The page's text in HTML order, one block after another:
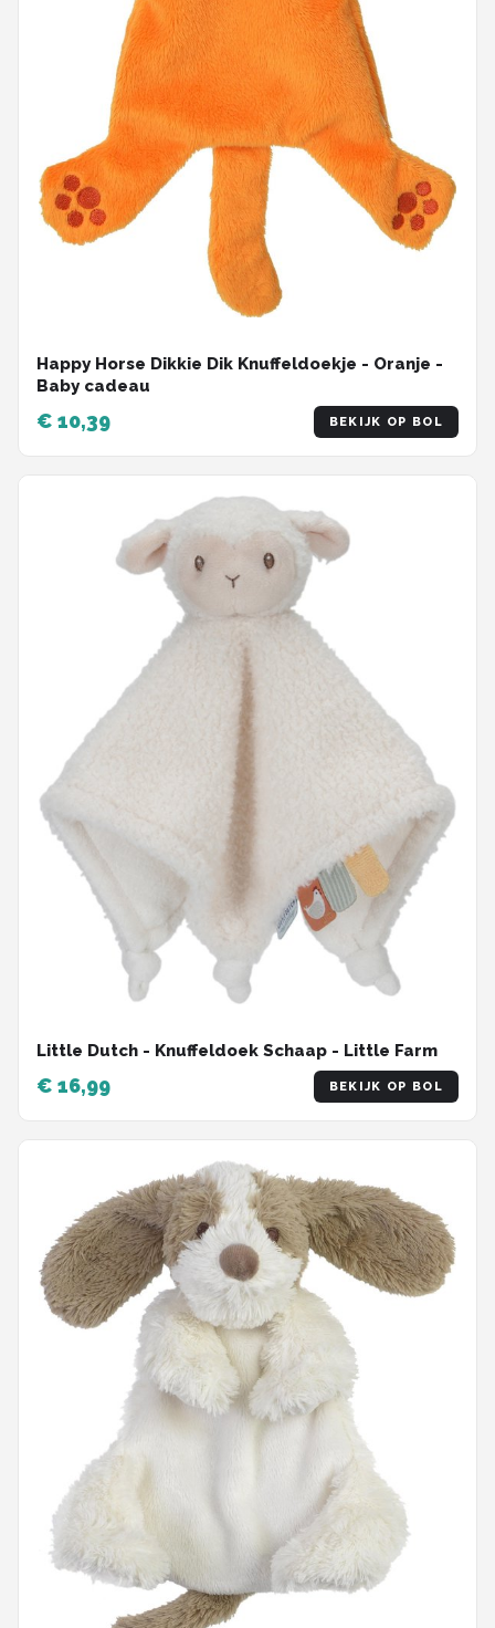
Happy Horse Dikkie Dik Knuffeldoekje - Oranje -
Baby cadeau
€ 10,39 BEKIJK OP BOL
Little Dutch - Knuffeldoek Schaap - Little Farm
€ 16,99 BEKIJK OP BOL